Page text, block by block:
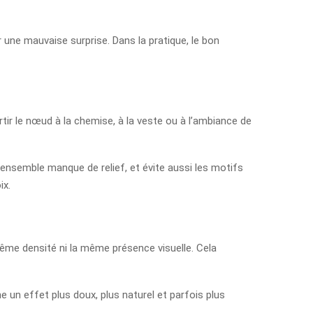
mauvaise surprise. Dans la pratique, le bon
le nœud à la chemise, à la veste ou à l’ambiance de
manque de relief, et évite aussi les motifs
densité ni la même présence visuelle. Cela
un effet plus doux, plus naturel et parfois plus